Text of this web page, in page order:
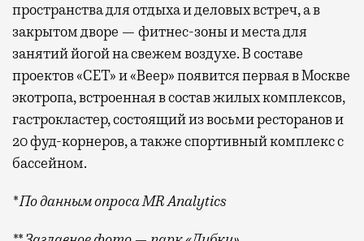
пространства для отдыха и деловых встреч, а в
закрытом дворе — фитнес-зоны и места для
занятий йогой на свежем воздухе. В составе
проектов «СЕТ» и «Веер»появитсяпервая в Москве
экотропа, встроенная в состав жилых комплексов,
гастрокластер, состоящий из восьми ресторанов и
20 фуд-корнеров, а также спортивный комплекс с
бассейном.
* По данным опроса MR Analytics